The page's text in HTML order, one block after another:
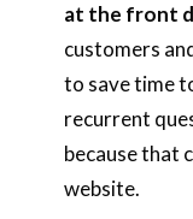
at the front
customers
to save time
recurrent
because that
website.